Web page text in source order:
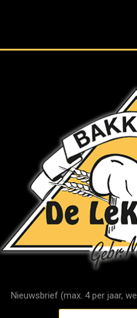
Nieuwsbrief (max. 4 per jaar,